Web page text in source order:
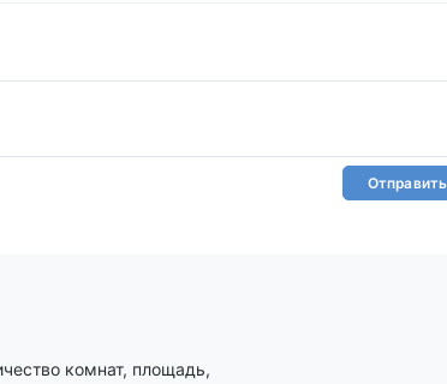
Отправить
комнат, площадь,